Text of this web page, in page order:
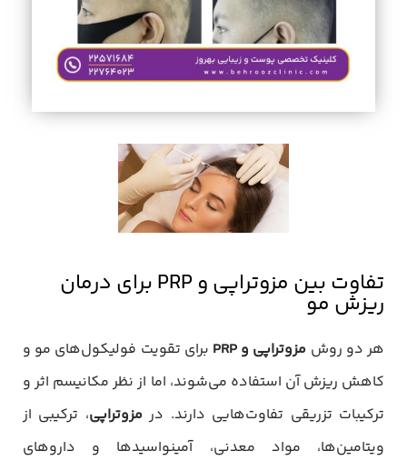
تفاوت بین مزوتراپی و PRP برای درمان
ریزش مو
هر دو روش مزوتراپی و
برای تقویت فولیکول‌های مو و
کاهش ریزش آن استفاده می‌شوند، اما از نظر مکانیسم اثر و
ترکیبات تزریقی تفاوت‌هایی دارند. درمزوتراپی، ترکیبی از
ویتامین‌ها، مواد معدنی، آمینواسیدها و داروهای